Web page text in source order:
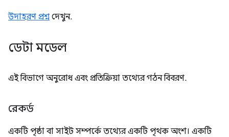
উদাহরণ প্রশ্নদেখুন.
ডেটা মডেল
এই বিভাগে অনুরোধ এবং প্রতিক্রিয়া তথ্যের গঠন বিবরণ.
রেকর্ড
একটি পৃষ্ঠা বা সাইট সম্পর্কে তথ্যের একটি পৃথক অংশ। একটি